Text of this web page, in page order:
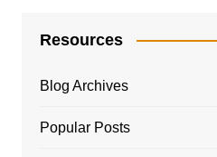
Resources
Blog Archives
Popular Posts